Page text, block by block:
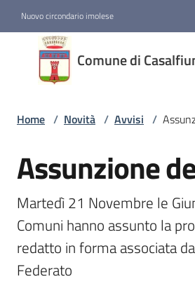
Nuovo circondario imolese
Comune di
Comune di
Casalfiumanese
Amministrazione
Novità
Menu selezionato
Servizi
Vivere
Casalfiumanese
Home / Novità / Avvisi /
Salta al contenuto
Assunzione
Martedì 21 Novembre le
Comuni hanno assunto la
redatto in forma associata
Federato